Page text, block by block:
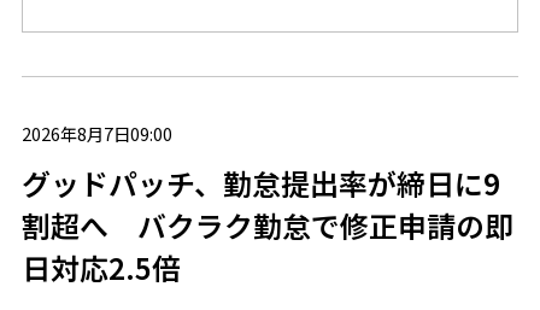
2026年8月7日09:00
グッドパッチ、勤怠提出率が締日に9
割超へ バクラク勤怠で修正申請の即
日対応2.5倍